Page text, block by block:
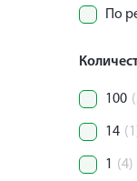
По
100
14
1 (4)